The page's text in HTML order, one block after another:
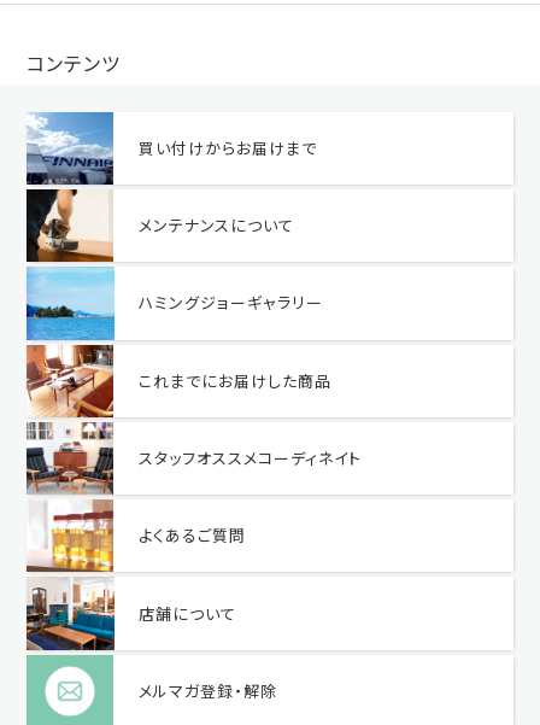
コンテンツ
買い付けからお届けまで
メンテナンスについて
ハミングジョーギャラリー
これまでにお届けした商品
スタッフオススメコーディネイト
よくあるご質問
店舗について
メルマガ登録・解除